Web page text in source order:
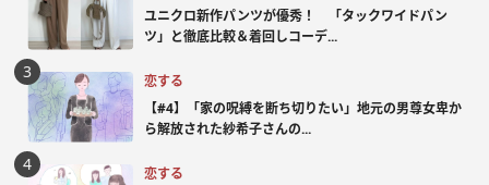
ユニクロ新作パンツが優秀！ 「タックワイドパン
ツ」と徹底比較＆着回しコーデ...
恋する
【#4】「家の呪縛を断ち切りたい」地元の男尊女卑か
ら解放された紗希子さんの...
恋する